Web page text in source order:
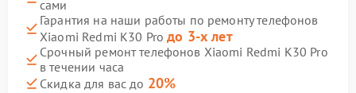
сами
Гарантия на наши работы по ремонту телефонов
Xiaomi Redmi K30 Proдо 3-х лет
Срочный ремонт телефонов Xiaomi Redmi K30 Pro
в течении часа
Скидка для вас до 20%